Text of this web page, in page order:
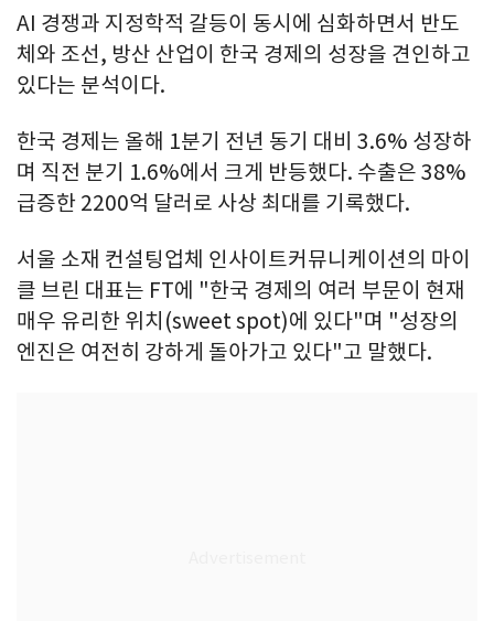
AI 경쟁과 지정학적 갈등이 동시에 심화하면서 반도
체와 조선, 방산 산업이 한국 경제의 성장을 견인하고
있다는 분석이다.
한국 경제는 올해 1분기 전년 동기 대비 3.6% 성장하
며 직전 분기 1.6%에서 크게 반등했다. 수출은 38%
급증한 2200억 달러로 사상 최대를 기록했다.
서울 소재 컨설팅업체 인사이트커뮤니케이션의 마이
클 브린 대표는 FT에 "한국 경제의 여러 부문이 현재
매우 유리한 위치(sweet spot)에 있다"며 "성장의
엔진은 여전히 강하게 돌아가고 있다"고 말했다.